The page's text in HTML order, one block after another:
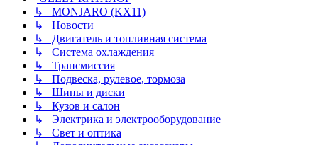
↳ MONJARO (KX11)
↳ Новости
↳ Двигатель и топливная система
↳ Система охлаждения
↳ Трансмиссия
↳ Подвеска, рулевое, тормоза
↳ Шины и диски
↳ Кузов и салон
↳ Электрика и электрооборудование
↳ Свет и оптика